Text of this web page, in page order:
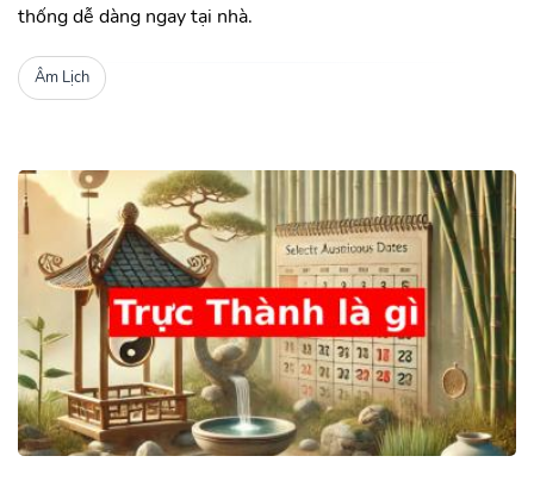
thống dễ dàng ngay tại nhà.
Âm Lịch